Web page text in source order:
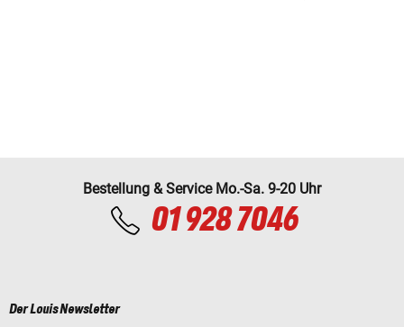
Bestellung & Service Mo.-Sa. 9-20 Uhr
01 928 7046
Der Louis Newsletter